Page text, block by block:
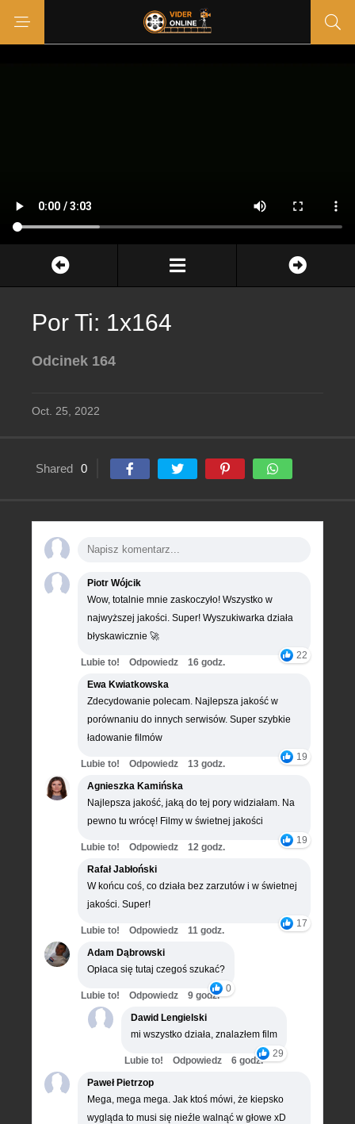
Por Ti: 1x164
Odcinek 164
Oct. 25, 2022
Shared 0
Piotr Wójcik
Wow, totalnie mnie zaskoczyło! Wszystko w
najwyższej jakości. Super! Wyszukiwarka działa
błyskawicznie 🚀
22
Lubie to! Odpowiedz
16 godz.
Ewa Kwiatkowska
Zdecydowanie polecam. Najlepsza jakość w
porównaniu do innych serwisów. Super szybkie
ładowanie filmów
19
Lubie to! Odpowiedz
13 godz.
Agnieszka Kamińska
Najlepsza jakość, jaką do tej pory widziałam. Na
pewno tu wrócę! Filmy w świetnej jakości
19
Lubie to! Odpowiedz
12 godz.
Rafał Jabłoński
W końcu coś, co działa bez zarzutów i w świetnej
jakości. Super!
17
Lubie to! Odpowiedz
11 godz.
Adam Dąbrowski
Opłaca się tutaj czegoś szukać?
0
Lubie to! Odpowiedz
9 godz.
Dawid Lengielski
mi wszystko działa, znalazłem film
29
Lubie to! Odpowiedz
6 godz.
Paweł Pietrzop
Mega, mega mega. Jak ktoś mówi, że kiepsko
wygląda to musi się nieźle walnąć w głowe xD